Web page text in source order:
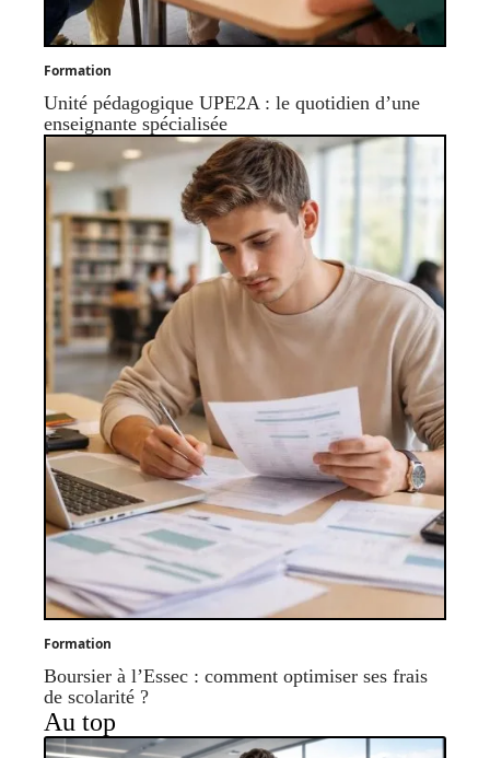
Formation
Unité pédagogique UPE2A : le quotidien d’une
enseignante spécialisée
Formation
Boursier à l’Essec : comment optimiser ses frais
de scolarité ?
Au top